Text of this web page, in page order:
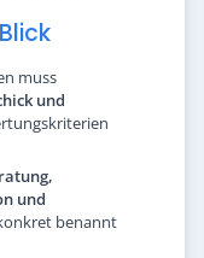
muss
und
und
benannt